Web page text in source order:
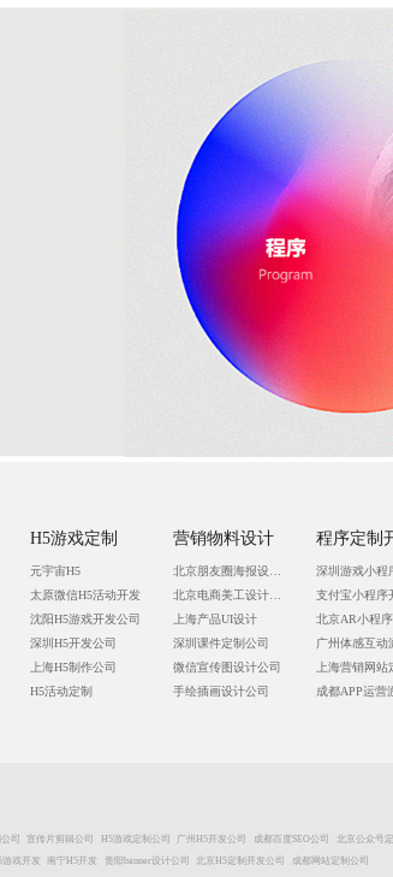
H5游戏定制
元宇宙H5
太原微信H5活动开发
沈阳H5游戏开发公司
深圳H5开发公司
上海H5制作公司
H5活动定制
营销物料设计
北京朋友圈海报设计公司
北京电商美工设计公司
上海产品UI设计
深圳课件定制公司
微信宣传图设计公司
手绘插画设计公司
程序定制
深圳游戏小程
支付宝小程序
北京AR小程
上海营销网站
司 宣传片剪辑公司 H5游戏定制公司 广州H5开发公司 成都百度SEO公司
北京公众号
游戏开发 南宁H5开发 贵阳banner设计公司 北京H5定制开发公司 成都网站定制公司